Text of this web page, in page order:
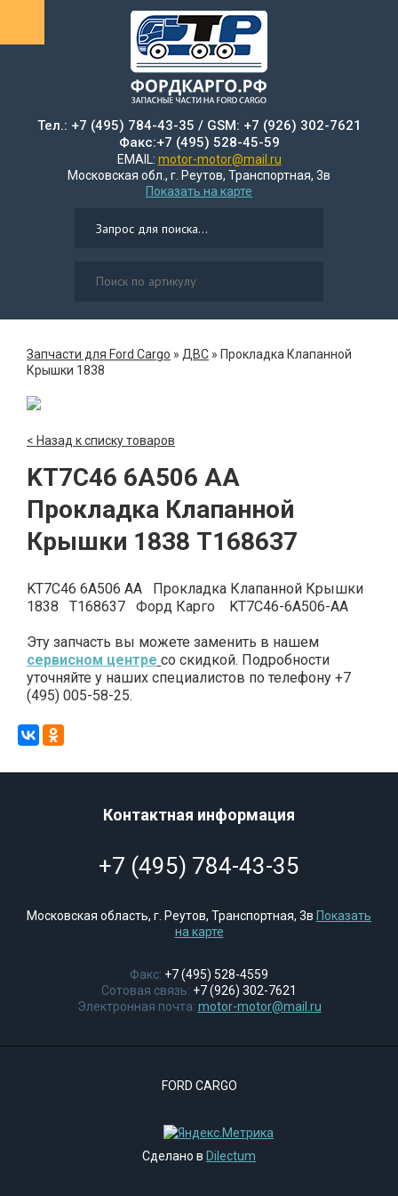
Тел.: +7 (495) 784-43-35 / GSM: +7 (926) 302-7621
Факс:+7 (495) 528-45-59
EMAIL: motor-motor@mail.ru
Московская обл., г. Реутов, Транспортная, 3в
Показать на карте
Запчасти для Ford Cargo » ДВС » Прокладка Клапанной
Крышки 1838
< Назад к списку товаров
KT7C46 6A506 AA
Прокладка Клапанной
Крышки 1838 T168637
KT7C46 6A506 AA Прокладка Клапанной Крышки
1838 T168637 Форд Карго KT7C46-6A506-AA
Эту запчасть вы можете заменить в нашем
сервисном центре со скидкой. Подробности
уточняйте у наших специалистов по телефону +7
(495) 005-58-25.
Контактная информация
+7 (495) 784-43-35
Московская область, г. Реутов, Транспортная, 3в Показать
на карте
Факс: +7 (495) 528-4559
Сотовая связь: +7 (926) 302-7621
Электронная почта: motor-motor@mail.ru
FORD CARGO
Сделано в Dilectum